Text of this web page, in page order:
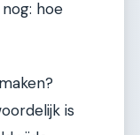
hoe
is